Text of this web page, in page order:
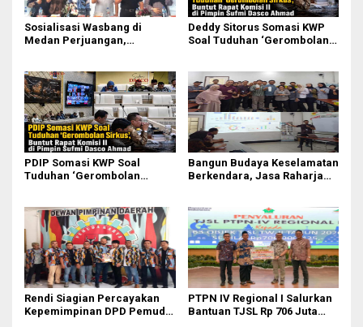
Sosialisasi Wasbang di
Medan Perjuangan,
Anak
Deddy Sitorus Somasi KWP
Soal Tuduhan ‘Gerombolan
Ahmad
PDIP Somasi KWP Soal
Tuduhan ‘Gerombolan
Ahmad
Bangun Budaya Keselamatan
Berkendara, Jasa Raharja
Rendi Siagian Percayakan
Kepemimpinan DPD Pemuda
PTPN IV Regional I Salurkan
Bantuan TJSL Rp 706 Juta